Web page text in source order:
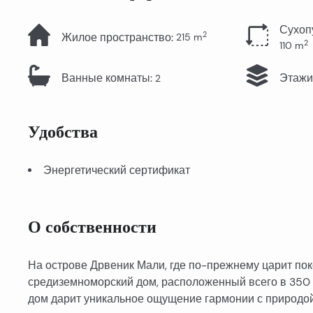
Жилое пространство: 215 m2
110 m2
Ванные комнаты: 2 Этажи
Удобства
Энергетический сертификат
О собственности
На острове Дрвеник Мали, где по-прежнему царит
средиземноморский дом, расположенный всего в
дом дарит уникальное ощущение гармонии с